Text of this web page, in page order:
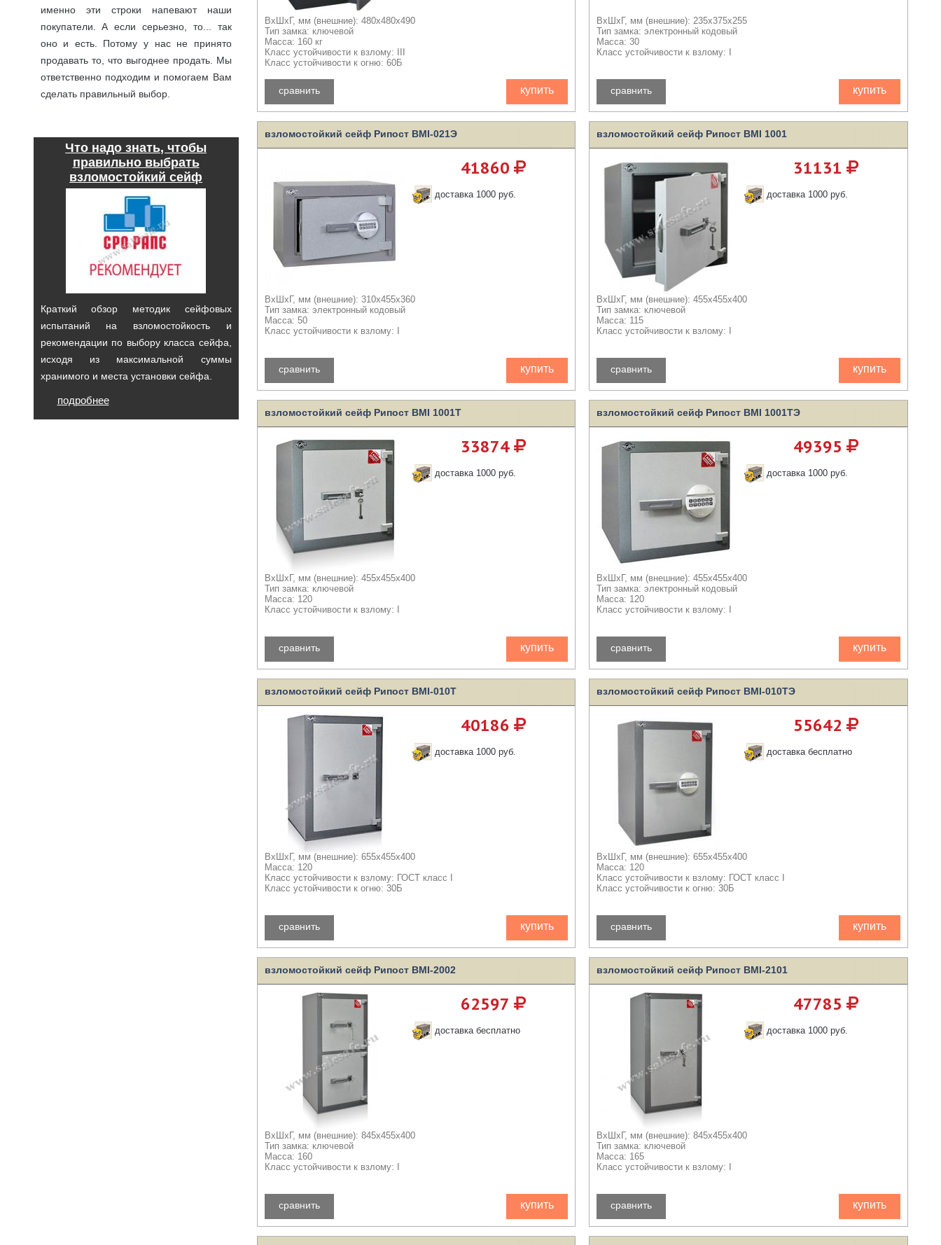
ВхШхГ, мм (внешние): 480x480x490
Тип замка: ключевой
Масса: 160 кг
Класс устойчивости к взлому: III
Класс устойчивости к огню: 60Б
купить
сравнить
ВхШхГ, мм (внешние): 235x375x255
Тип замка: электронный кодовый
Масса: 30
Класс устойчивости к взлому: I
купить
сравнить
взломостойкий сейф Рипост BMI-021Э
41860
доставка 1000 руб.
ВхШхГ, мм (внешние): 310x455x360
Тип замка: электронный кодовый
Масса: 50
Класс устойчивости к взлому: I
купить
сравнить
взломостойкий сейф Рипост BMI 1001
31131
доставка 1000 руб.
ВхШхГ, мм (внешние): 455x455x400
Тип замка: ключевой
Масса: 115
Класс устойчивости к взлому: I
купить
сравнить
взломостойкий сейф Рипост ВМI 1001T
33874
доставка 1000 руб.
ВхШхГ, мм (внешние): 455x455x400
Тип замка: ключевой
Масса: 120
Класс устойчивости к взлому: I
купить
сравнить
взломостойкий сейф Рипост BMI 1001TЭ
49395
доставка 1000 руб.
ВхШхГ, мм (внешние): 455x455x400
Тип замка: электронный кодовый
Масса: 120
Класс устойчивости к взлому: I
купить
сравнить
взломостойкий сейф Рипост BMI-010Т
40186
доставка 1000 руб.
ВхШхГ, мм (внешние): 655x455x400
Масса: 120
Класс устойчивости к взлому: ГОСТ класс I
Класс устойчивости к огню: 30Б
купить
сравнить
взломостойкий сейф Рипост BMI-010ТЭ
55642
доставка бесплатно
ВхШхГ, мм (внешние): 655x455x400
Масса: 120
Класс устойчивости к взлому: ГОСТ класс I
Класс устойчивости к огню: 30Б
купить
сравнить
взломостойкий сейф Рипост BMI-2002
62597
доставка бесплатно
ВхШхГ, мм (внешние): 845x455x400
Тип замка: ключевой
Масса: 160
Класс устойчивости к взлому: I
купить
сравнить
взломостойкий сейф Рипост BMI-2101
47785
доставка 1000 руб.
ВхШхГ, мм (внешние): 845x455x400
Тип замка: ключевой
Масса: 165
Класс устойчивости к взлому: I
купить
сравнить
именно эти строки напевают наши
покупатели. А если серьезно, то... так
оно и есть. Потому у нас не принято
продавать то, что выгоднее продать. Мы
ответственно подходим и помогаем Вам
сделать правильный выбор.
Что надо знать, чтобы
правильно выбрать
взломостойкий сейф
Краткий обзор методик сейфовых
испытаний на взломостойкость и
рекомендации по выбору класса сейфа,
исходя из максимальной суммы
хранимого и места установки сейфа.
подробнее